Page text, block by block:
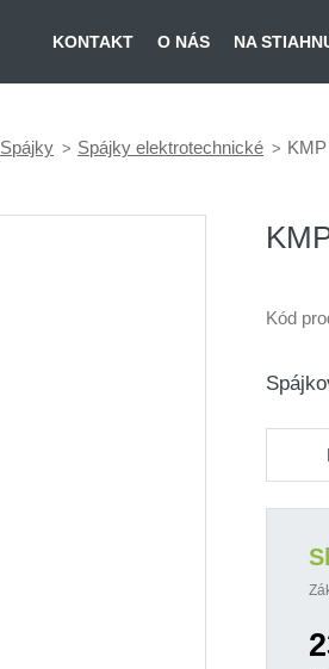
KONTAKT O NÁS NA
Spájky Spájky elektrotechnické
Kód